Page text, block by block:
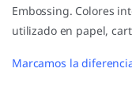
Embossing. Colores
utilizado en papel,
Marcamos la